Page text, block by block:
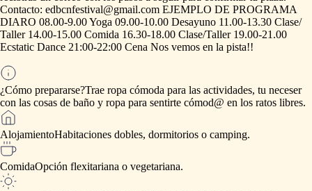
Contacto: edbcnfestival@gmail.com EJEMPLO DE PROGRAMA
DIARO 08.00-9.00Yoga 09.00-10.00 Desayuno 11.00-13.30 Clase​/​
Taller 14.00-15.00 Comida 16.30-18.00 Clase​/​Taller 19.00-21.00
Ecstatic Dance 21:00-22:00 Cena Nos vemos en la pista!!
¿Cómo prepararse?Trae ropa cómoda para las actividades, tu neceser
con las cosas de baño y ropa para sentirte cómod@ en los ratos libres.
AlojamientoHabitaciones dobles, dormitorios o camping.
ComidaOpción flexitariana o vegetariana.